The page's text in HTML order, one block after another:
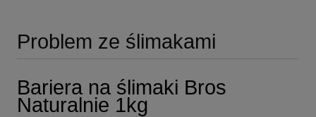
Problem ze ślimakami
Bariera na ślimaki Bros
Naturalnie 1kg